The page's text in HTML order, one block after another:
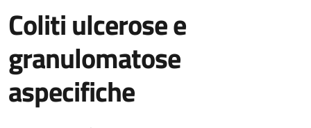
Coliti ulcerose e
granulomatose
aspecifiche